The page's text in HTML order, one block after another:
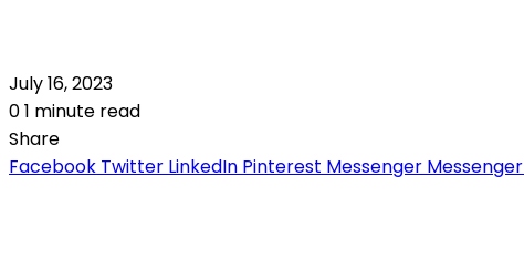
July 16, 2023
01 minute read
Share
Facebook Twitter LinkedIn Pinterest Messenger Messenger